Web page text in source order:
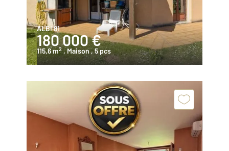
ALBI 81
180 000 €
115,6 m2 , Maison, 5 pcs